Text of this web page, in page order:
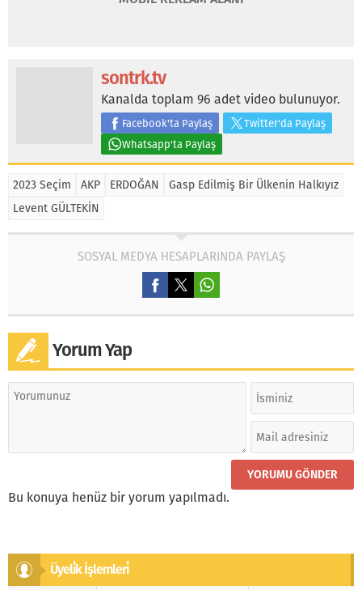
sontrk.tv
Kanalda toplam 96 adet video bulunuyor.
Facebook'ta Paylaş
Twitter'da Paylaş
Whatsapp'ta Paylaş
2023 Seçim AKP ERDOĞAN
Gasp Edilmiş Bir Ülkenin Halkıyız
Levent GÜLTEKİN
SOSYAL MEDYA HESAPLARINDA PAYLAŞ
Yorum Yap
Bu konuya henüz bir yorum yapılmadı.
Üyeli̇k İşlemleri̇